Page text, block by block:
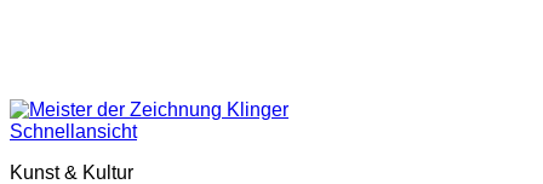
Schnellansicht
Kunst & Kultur